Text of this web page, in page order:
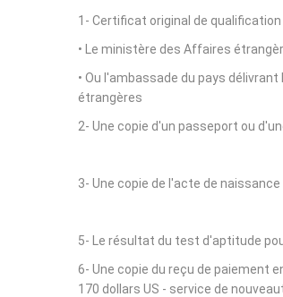
1- Certificat original de
• Le ministère des Affaires
• Ou l'ambassade du pays
étrangères
2- Une copie d'un passeport ou
3- Une copie de l'acte de naissance
5- Le résultat du test d'aptitude
6- Une copie du reçu de paiement
170 dollars US - service de